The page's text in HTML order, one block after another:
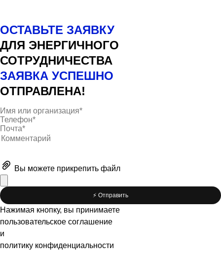
ОСТАВЬТЕ ЗАЯВКУ
ДЛЯ ЭНЕРГИЧНОГО
СОТРУДНИЧЕСТВА
ЗАЯВКА УСПЕШНО
ОТПРАВЛЕНА!
Вы можете прикрепить файл
⚡️ Отправить
Нажимая кнопку, вы принимаете
пользовательское соглашение
и
политику конфиденциальности